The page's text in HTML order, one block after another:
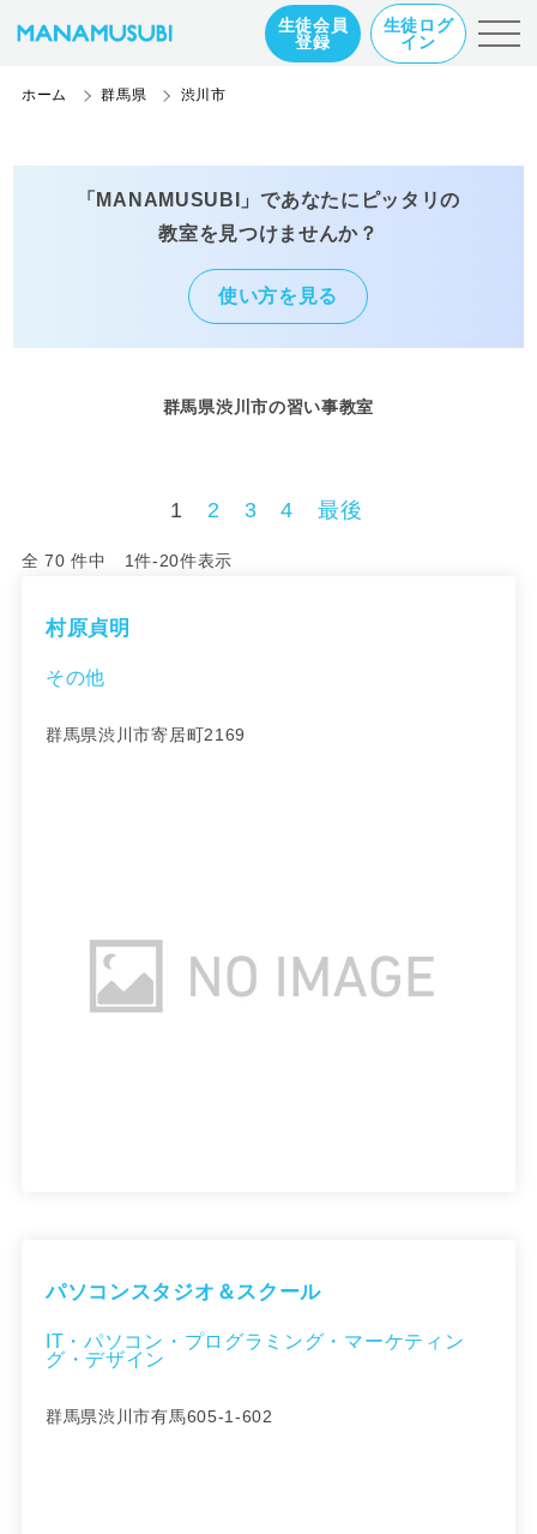
生徒会員
登録
生徒ログ
イン
ホーム 群馬県 渋川市
「MANAMUSUBI」であなたにピッタリの
教室を見つけませんか？
使い方を見る
群馬県渋川市の習い事教室
1 2 3 4 最後
全 70 件中 1件-20件表示
村原貞明
その他
群馬県渋川市寄居町2169
パソコンスタジオ＆スクール
IT・パソコン・プログラミング・マーケティン
グ・デザイン
群馬県渋川市有馬605-1-602